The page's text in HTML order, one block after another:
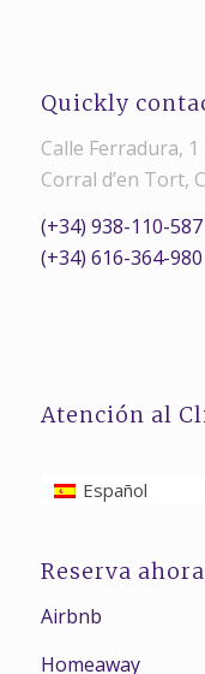
Quickly
Calle Ferradura, 1
Corral d’en Tort,
(+34) 938-110-587
(+34) 616-364-980
Atención al
Español
Reserva
Airbnb
Homeaway